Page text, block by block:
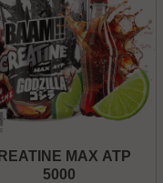
MAX ATP
5000